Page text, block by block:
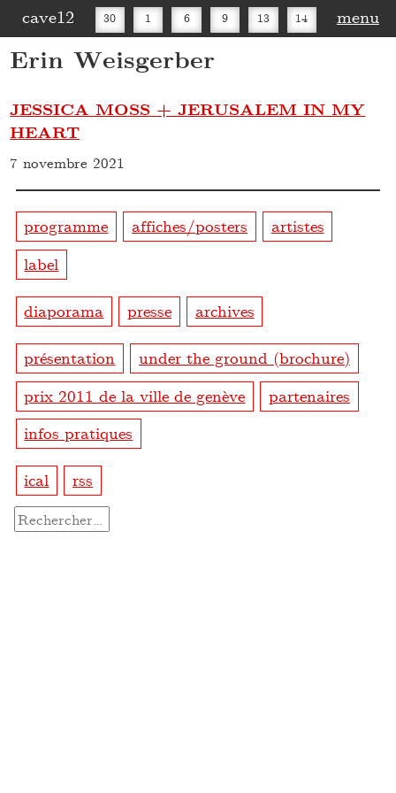
cave12 30 1 6 9 13 14 menu
Erin Weisgerber
JESSICA MOSS + JERUSALEM IN MY
HEART
7 novembre 2021
programme affiches/posters
artistes
label
diaporama presse archives
présentation
under the ground (brochure)
prix 2011 de la ville de genève
partenaires
infos pratiques
ical rss
Rechercher :